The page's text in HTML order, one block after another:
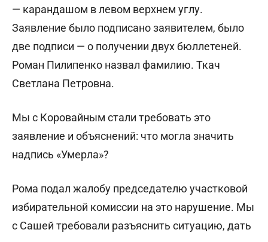
— карандашом в левом верхнем углу.
Заявление было подписано заявителем, было
две подписи — о получении двух бюллетеней.
Роман Пилипенко назвал фамилию. Ткач
Светлана Петровна.
Мы с Коровайным стали требовать это
заявление и объяснений: что могла значить
надпись «Умерла»?
Рома подал жалобу председателю участковой
избирательной комиссии на это нарушение. Мы
с Сашей требовали разъяснить ситуацию, дать